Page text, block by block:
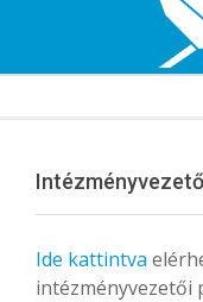
Ide kattintva
intézményvezetői